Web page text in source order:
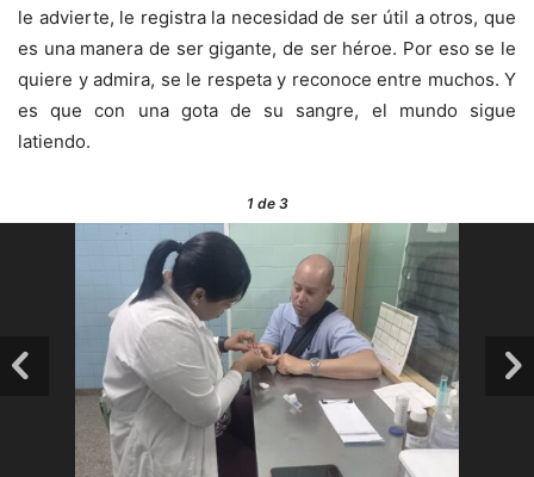
le advierte, le registra la necesidad de ser útil a otros, que
es una manera de ser gigante, de ser héroe. Por eso se le
quiere y admira, se le respeta y reconoce entre muchos. Y
es que con una gota de su sangre, el mundo sigue
latiendo.
1de 3